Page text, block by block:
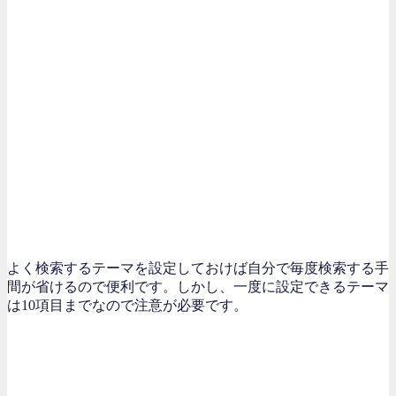
よく検索するテーマを設定しておけば自分で毎度検索する手
間が省けるので便利です。しかし、一度に設定できるテーマ
は10項目までなので注意が必要です。